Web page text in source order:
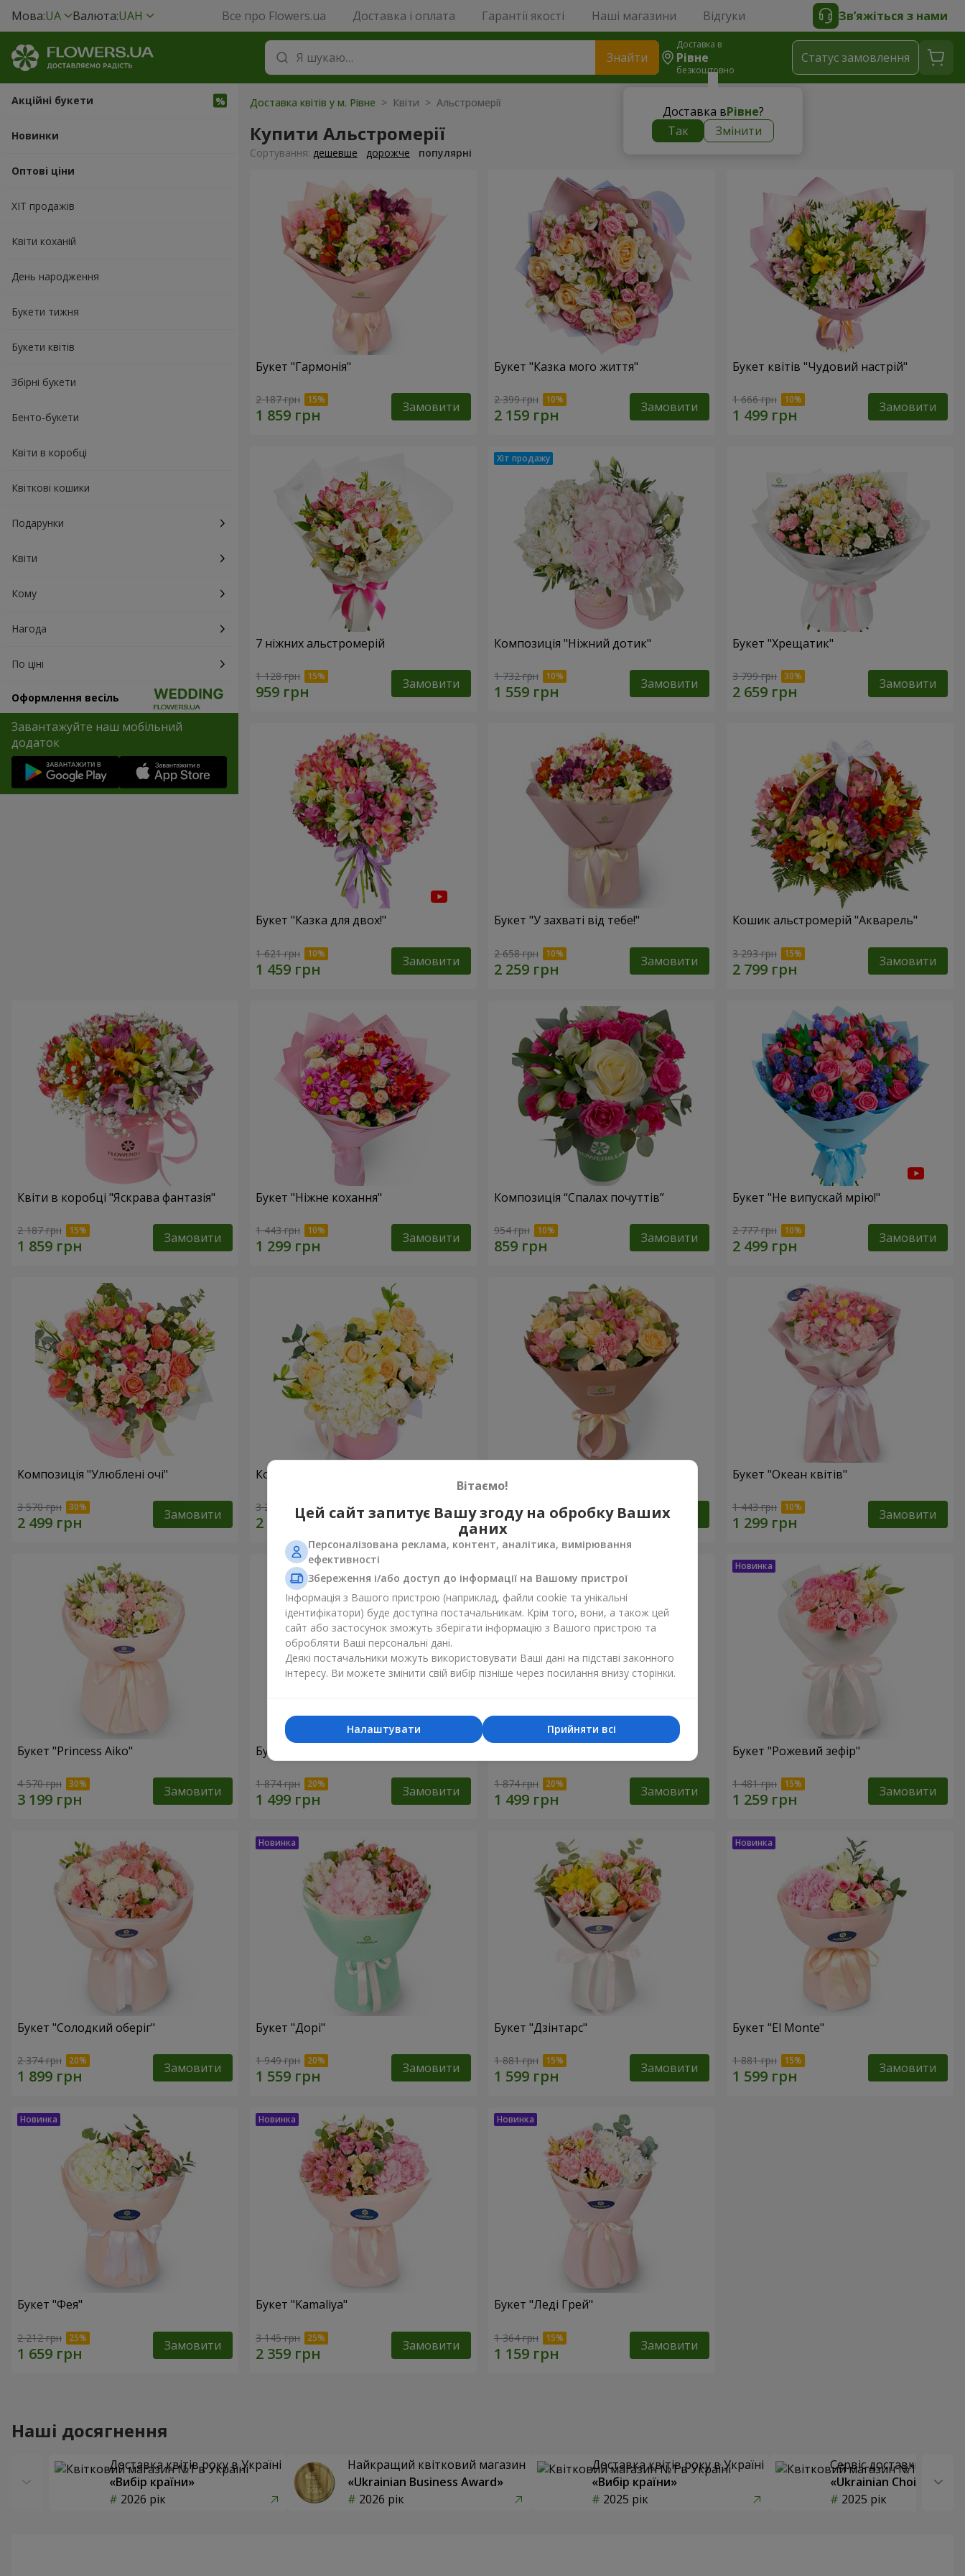
Мова:UA Валюта:UAH Все про Flowers.ua Доставка і оплата Гарантії якості Наші магазини Відгуки Зв’яжіться з нами
Знайти
Доставка в
Рівне
безкоштовно
Доставка вРівне?
Так
Змінити
Статус замовлення
Акційні букети
Новинки
Оптові ціни
ХІТ продажів
Квіти коханій
День народження
Букети тижня
Букети квітів
Збірні букети
Бенто-букети
Квіти в коробці
Квіткові кошики
Подарунки
Квіти
Кому
Нагода
По ціні
Оформлення весіль
Завантажуйте наш мобільний
додаток
Доставка квітів у м. Рівне > Квіти > Альстромерії
Купити Альстромерії
Сортування: дешевше дорожче популярні
Букет "Гармонія"
2 187 грн Замовити
Букет "Казка мого життя"
2 399 грн Замовити
Букет квітів "Чудовий настрій"
1 666 грн Замовити
7 ніжних альстромерій
1 128 грн Замовити
Композиція "Ніжний дотик"
1 732 грн Замовити
Букет "Хрещатик"
3 799 грн Замовити
Букет "Казка для двох!"
1 621 грн Замовити
Букет "У захваті від тебе!"
2 658 грн Замовити
Кошик альстромерій "Акварель"
3 293 грн Замовити
Квіти в коробці "Яскрава фантазія"
2 187 грн Замовити
Букет "Ніжне кохання"
1 443 грн Замовити
Композиція “Спалах почуттів”
954 грн Замовити
Букет "Не випускай мрію!"
2 777 грн Замовити
Композиція "Улюблені очі"
3 570 грн Замовити
Композиція "Absolute"
3 279 грн Замовити 2 499 грн Замовити
Букет "Океан квітів"
1 443 грн Замовити
Букет "Princess Aiko"
4 570 грн Замовити
Букет "Аріель"
1 874 грн Замовити 1 874 грн Замовити
Букет "Рожевий зефір"
1 481 грн Замовити
Букет "Солодкий оберіг"
2 374 грн Замовити
Букет "Дорі"
1 949 грн Замовити
Букет "Дзінтарс"
1 881 грн Замовити
Букет "El Monte"
1 881 грн Замовити
Букет "Фея"
2 212 грн Замовити
Букет "Kamaliya"
3 145 грн Замовити
Букет "Леді Грей"
1 364 грн Замовити
Наші досягнення
Доставка квітів року в Україні
«Вибір країни»
2026 рік
Найкращий квітковий магазин
«Ukrainian Business Award»
2026 рік
Доставка квітів року в Україні
«Вибір країни»
2025 рік
Сервіс доставки квітів
«Ukrainian Choice»
2025 рік
Вітаємо!
Цей сайт запитує Вашу згоду на обробку Ваших
даних
Персоналізована реклама, контент, аналітика, вимірювання
ефективності
Збереження і/або доступ до інформації на Вашому пристрої
Інформація з Вашого пристрою (наприклад, файли cookie та унікальні
ідентифікатори) буде доступна постачальникам. Крім того, вони, а також цей
сайт або застосунок зможуть зберігати інформацію з Вашого пристрою та
обробляти Ваші персональні дані.
Деякі постачальники можуть використовувати Ваші дані на підставі законного
інтересу. Ви можете змінити свій вибір пізніше через посилання внизу сторінки.
Прийняти всі
Налаштувати